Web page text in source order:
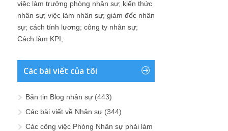
việc làm trưởng phòng nhân sự; kiến thức
nhân sự; việc làm nhân sự; giám đốc nhân
sự; cách tính lương; công ty nhân sự;
Cách làm KPI;
Các bài viết của tôi
Bản tin Blog nhân sự (443)
Các bài viết về Nhân sự (344)
Các công việc Phòng Nhân sự phải làm